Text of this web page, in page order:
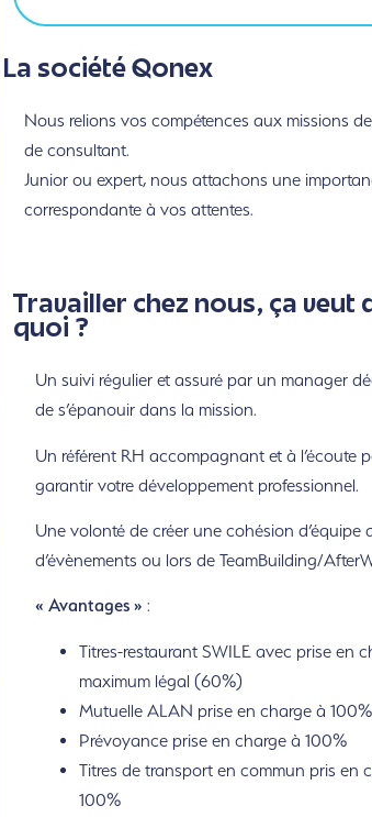
La société Qonex
Nous relions vos compétences aux missions
de consultant.
Junior ou expert, nous attachons une
correspondante à vos attentes.
Travailler chez nous, ça veut
quoi ?
Un suivi régulier et assuré par un manager
de s’épanouir dans la mission.
Un référent RH accompagnant et à l’écoute
garantir votre développement professionnel.
Une volonté de créer une cohésion d’équipe
d’évènements ou lors de TeamBuilding/
« Avantages » :
Titres-restaurant SWILE avec prise en
maximum légal (60%)
Mutuelle ALAN prise en charge à 100%
Prévoyance prise en charge à 100%
Titres de transport en commun pris en
100%